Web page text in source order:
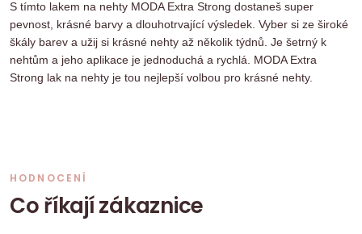
S tímto lakem na nehty MODA Extra Strong dostaneš super
pevnost, krásné barvy a dlouhotrvající výsledek. Vyber si ze široké
škály barev a užij si krásné nehty až několik týdnů. Je šetrný k
nehtům a jeho aplikace je jednoduchá a rychlá. MODA Extra
Strong lak na nehty je tou nejlepší volbou pro krásné nehty.
HODNOCENÍ
Co říkají zákaznice